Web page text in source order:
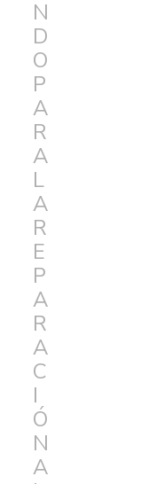
N
D
O
P
A
R
A
L
A
R
E
P
A
R
A
C
I
Ó
N
A